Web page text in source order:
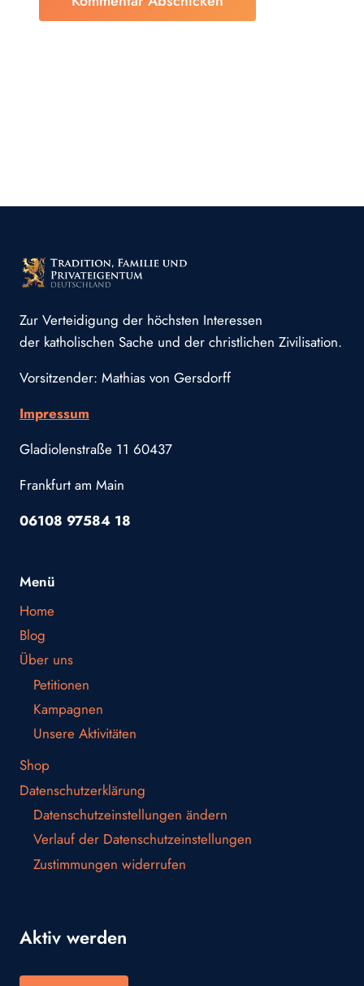
Zur Verteidigung der höchsten Interessen
der katholischen Sache und der christlichen Zivilisation.
Vorsitzender: Mathias von Gersdorff
Impressum
Gladiolenstraße 11 60437
Frankfurt am Main
06108 97584 18
Menü
Home
Blog
Über uns
Petitionen
Kampagnen
Unsere Aktivitäten
Shop
Datenschutzerklärung
Datenschutzeinstellungen ändern
Verlauf der Datenschutzeinstellungen
Zustimmungen widerrufen
Aktiv werden